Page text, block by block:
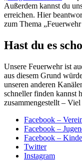
Außerdem kannst du
erreichen. Hier
zum Thema
Hast du es
Unsere Feuerwehr ist
aus diesem Grund
unseren anderen
schneller finden kannst
zusammengestellt –
Facebook –
Facebook –
Facebook –
Twitter
Instagram